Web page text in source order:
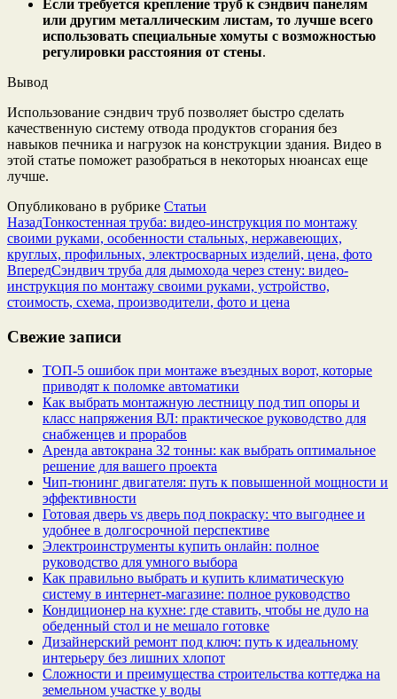
Если требуется крепление труб к сэндвич панелям
или другим металлическим листам, то лучше всего
использовать специальные хомуты с возможностью
регулировки расстояния от стены.
Вывод
Использование сэндвич труб позволяет быстро сделать
качественную систему отвода продуктов сгорания без
навыков печника и нагрузок на конструкции здания. Видео в
этой статье поможет разобраться в некоторых нюансах еще
лучше.
Опубликовано в рубрике Статьи
НазадТонкостенная труба: видео-инструкция по монтажу
своими руками, особенности стальных, нержавеющих,
круглых, профильных, электросварных изделий, цена, фото
ВпередСэндвич труба для дымохода через стену: видео-
инструкция по монтажу своими руками, устройство,
стоимость, схема, производители, фото и цена
Свежие записи
ТОП-5 ошибок при монтаже въездных ворот, которые
приводят к поломке автоматики
Как выбрать монтажную лестницу под тип опоры и
класс напряжения ВЛ: практическое руководство для
снабженцев и прорабов
Аренда автокрана 32 тонны: как выбрать оптимальное
решение для вашего проекта
Чип‑тюнинг двигателя: путь к повышенной мощности и
эффективности
Готовая дверь vs дверь под покраску: что выгоднее и
удобнее в долгосрочной перспективе
Электроинструменты купить онлайн: полное
руководство для умного выбора
Как правильно выбрать и купить климатическую
систему в интернет‑магазине: полное руководство
Кондиционер на кухне: где ставить, чтобы не дуло на
обеденный стол и не мешало готовке
Дизайнерский ремонт под ключ: путь к идеальному
интерьеру без лишних хлопот
Сложности и преимущества строительства коттеджа на
земельном участке у воды